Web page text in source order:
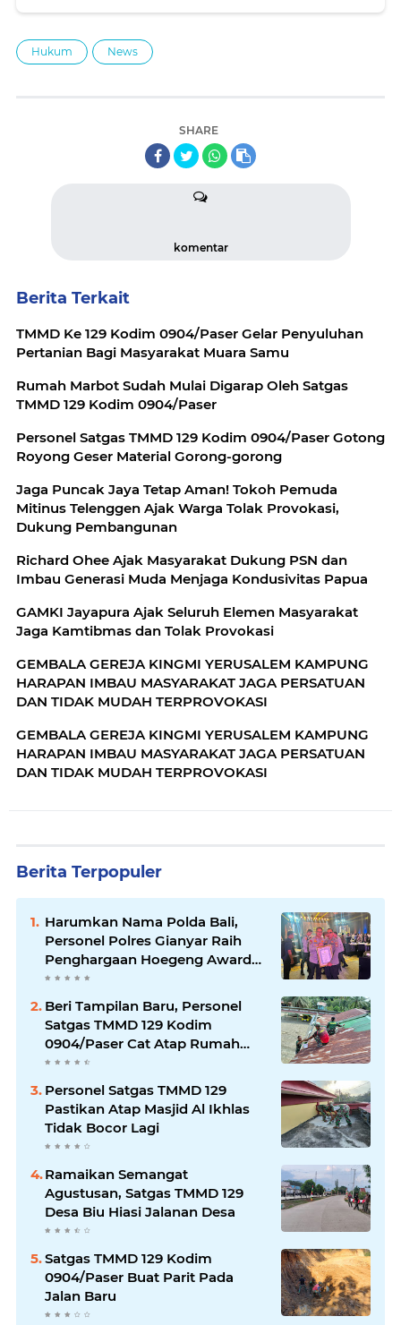
Hukum News
SHARE
komentar
Berita Terkait
TMMD Ke 129 Kodim 0904/Paser Gelar Penyuluhan
Pertanian Bagi Masyarakat Muara Samu
Rumah Marbot Sudah Mulai Digarap Oleh Satgas
TMMD 129 Kodim 0904/Paser
Personel Satgas TMMD 129 Kodim 0904/Paser Gotong
Royong Geser Material Gorong-gorong
Jaga Puncak Jaya Tetap Aman! Tokoh Pemuda
Mitinus Telenggen Ajak Warga Tolak Provokasi,
Dukung Pembangunan
Richard Ohee Ajak Masyarakat Dukung PSN dan
Imbau Generasi Muda Menjaga Kondusivitas Papua
GAMKI Jayapura Ajak Seluruh Elemen Masyarakat
Jaga Kamtibmas dan Tolak Provokasi
GEMBALA GEREJA KINGMI YERUSALEM KAMPUNG
HARAPAN IMBAU MASYARAKAT JAGA PERSATUAN
DAN TIDAK MUDAH TERPROVOKASI
GEMBALA GEREJA KINGMI YERUSALEM KAMPUNG
HARAPAN IMBAU MASYARAKAT JAGA PERSATUAN
DAN TIDAK MUDAH TERPROVOKASI
Berita Terpopuler
Harumkan Nama Polda Bali,
Personel Polres Gianyar Raih
Penghargaan Hoegeng Awards
2026
Beri Tampilan Baru, Personel
Satgas TMMD 129 Kodim
0904/Paser Cat Atap Rumah
Marbot
Personel Satgas TMMD 129
Pastikan Atap Masjid Al Ikhlas
Tidak Bocor Lagi
Ramaikan Semangat
Agustusan, Satgas TMMD 129
Desa Biu Hiasi Jalanan Desa
Satgas TMMD 129 Kodim
0904/Paser Buat Parit Pada
Jalan Baru